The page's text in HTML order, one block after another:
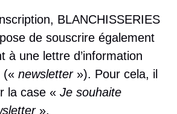
BLANCHISSERIES
de souscrire également
à une lettre d’information
(« newsletter »). Pour cela, il
la case « Je souhaite
».